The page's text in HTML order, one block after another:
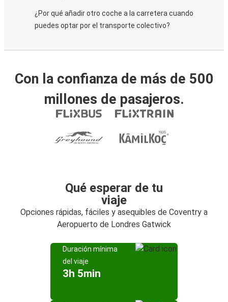
¿Por qué añadir otro coche a la carretera cuando
puedes optar por el transporte colectivo?
Con la confianza de más de 500
millones de pasajeros.
Qué esperar de tu
viaje
Opciones rápidas, fáciles y asequibles de Coventry a
Aeropuerto de Londres Gatwick
Duración mínima
del viaje
3h 5min